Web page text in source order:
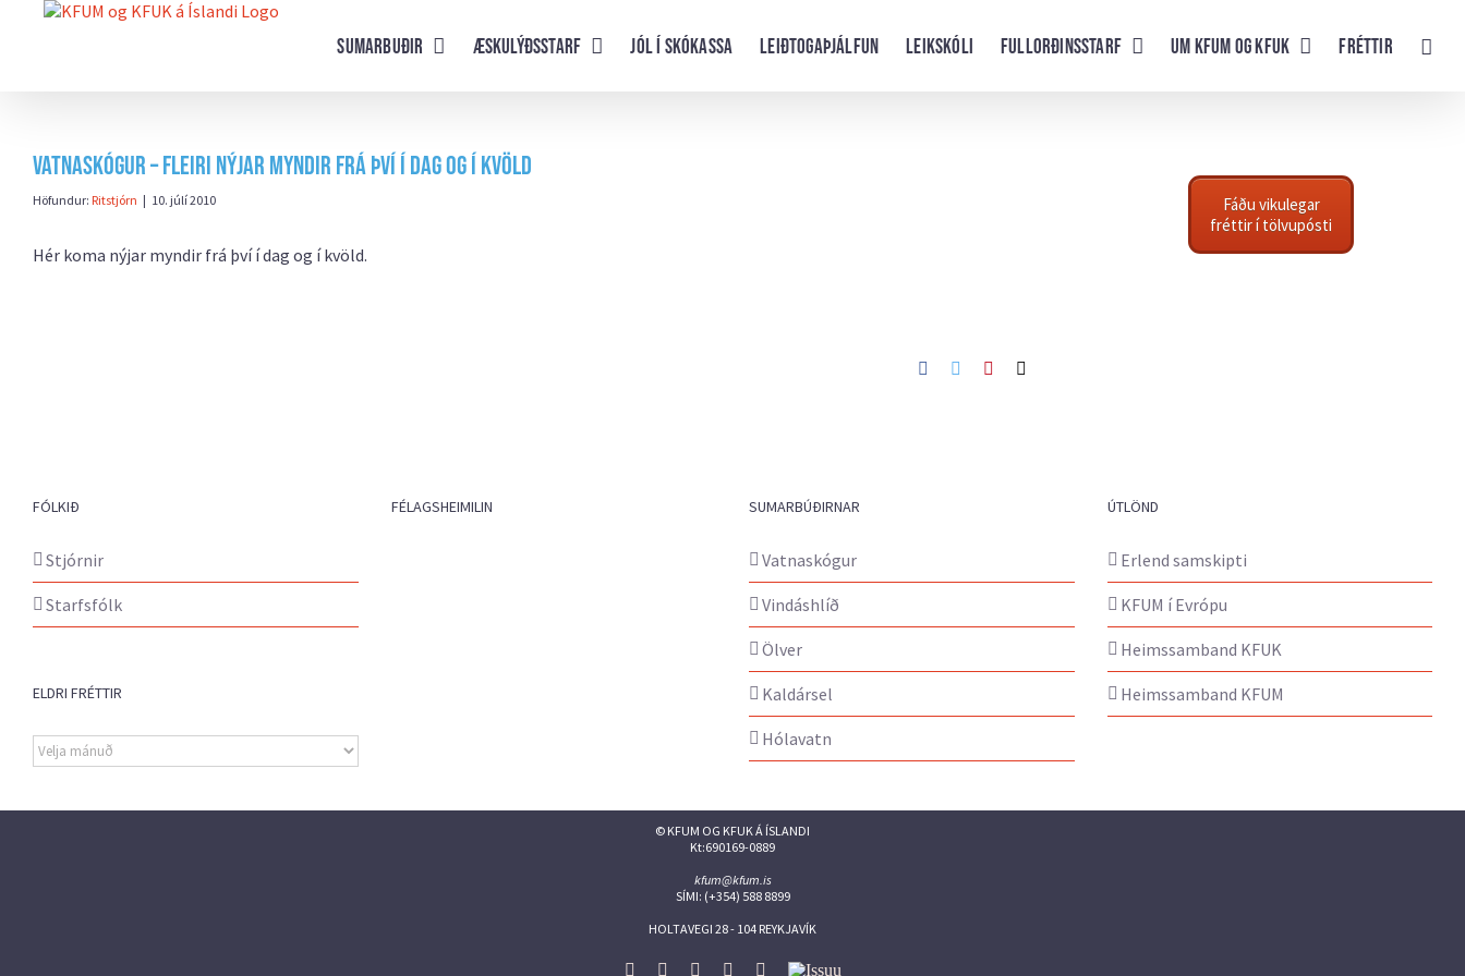
Sumarbuðir Æskulýðsstarf Jól í skókassa Leiðtogaþjálfun Leikskóli Fullorðinsstarf UM KFUM og KFUK Fréttir
Vatnaskógur – Fleiri nýjar myndir frá því í dag og í kvöld
Höfundur: Ritstjórn | 10. júlí 2010
Hér koma nýjar myndir frá því í dag og í kvöld.
Facebook
TwitterPinterest
Fáðu vikulegar
fréttir í tölvupósti
FÓLKIÐ
Stjórnir
Starfsfólk
ELDRI FRÉTTIR
Eldri
fréttir
FÉLAGSHEIMILIN SUMARBÚÐIRNAR
Vatnaskógur
Vindáshlíð
Ölver
Kaldársel
Hólavatn
ÚTLÖND
Erlend samskipti
KFUM í Evrópu
Heimssamband KFUK
Heimssamband KFUM
© KFUM OG KFUK Á ÍSLANDI
Kt:690169-0889
kfum@kfum.is
SÍMI: (+354) 588 8899
HOLTAVEGI 28 - 104 REYKJAVÍK
Facebook
TwitterInstagram
Flickr YouTube
Issuu